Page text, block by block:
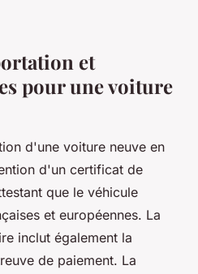
et
pour une voiture
d'une voiture neuve en
d'un certificat de
que le véhicule
et européennes. La
inclut également la
de paiement. La